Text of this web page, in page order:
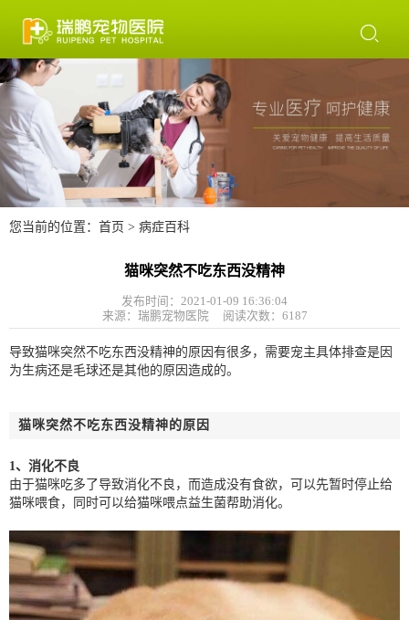

您当前的位置： 首页 > 病症百科
猫咪突然不吃东西没精神
发布时间：2021-01-09 16:36:04
来源：瑞鹏宠物医院 阅读次数： 6187
导致猫咪突然不吃东西没精神的原因有很多，需要宠主具体排查是因
为生病还是毛球还是其他的原因造成的。
猫咪突然不吃东西没精神的原因
1、消化不良
由于猫咪吃多了导致消化不良，而造成没有食欲，可以先暂时停止给
猫咪喂食，同时可以给猫咪喂点益生菌帮助消化。